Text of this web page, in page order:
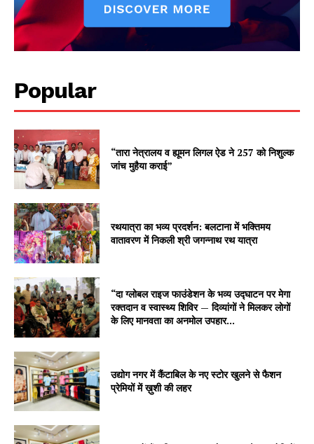
Popular
“तारा नेत्रालय व ह्यूमन लिगल ऐड ने 257 को निशुल्क
जांच मुहैया कराई”
रथयात्रा का भव्य प्रदर्शन: बलटाना में भक्तिमय
वातावरण में निकली श्री जगन्नाथ रथ यात्रा
“दा ग्लोबल राइज फाउंडेशन के भव्य उद्घाटन पर मेगा
रक्तदान व स्वास्थ्य शिविर — दिव्यांगों ने मिलकर लोगों
के लिए मानवता का अनमोल उपहार...
उद्योग नगर में कैंटाबिल के नए स्टोर खुलने से फैशन
प्रेमियों में ख़ुशी की लहर